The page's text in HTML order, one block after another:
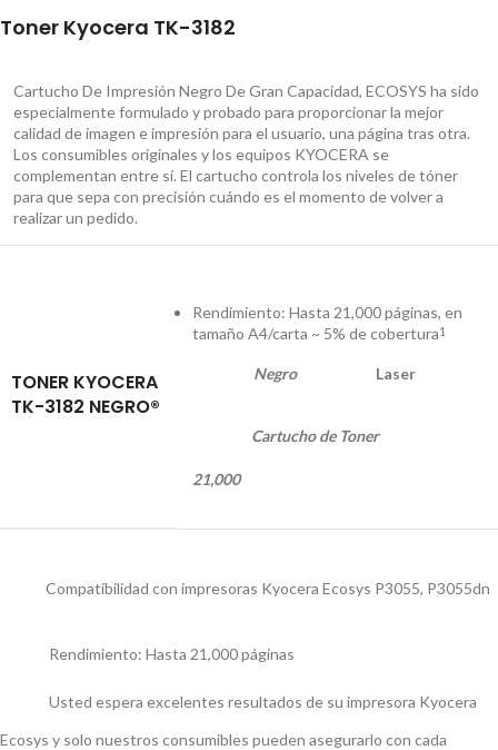
Toner Kyocera TK-3182
Cartucho De Impresión Negro De Gran Capacidad, ECOSYS ha sido
especialmente formulado y probado para proporcionar la mejor
calidad de imagen e impresión para el usuario, una página tras otra.
Los consumibles originales y los equipos KYOCERA se
complementan entre sí. El cartucho controla los niveles de tóner
para que sepa con precisión cuándo es el momento de volver a
realizar un pedido.
TONER KYOCERA
TK-3182 NEGRO®
Rendimiento: Hasta 21,000 páginas, en
tamaño A4/carta ~ 5% de cobertura1
Negro Laser
Cartucho de Toner
21,000
Compatibilidad con impresoras Kyocera Ecosys P3055, P3055dn
Rendimiento: Hasta 21,000 páginas
Usted espera excelentes resultados de su impresora Kyocera
Ecosys y solo nuestros consumibles pueden asegurarlo con cada